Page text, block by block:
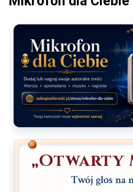
„Otwarty
Twój głos na